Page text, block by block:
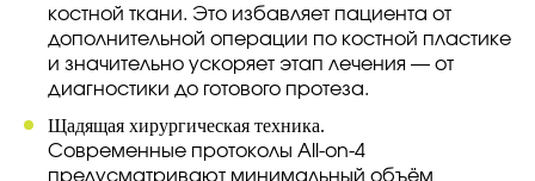
костной ткани. Это избавляет пациента от
дополнительной операции по костной пластике
и значительно ускоряет этап лечения — от
диагностики до готового протеза.
Щадящая хирургическая техника.
Современные протоколы All-on-4
предусматривают минимальный объём